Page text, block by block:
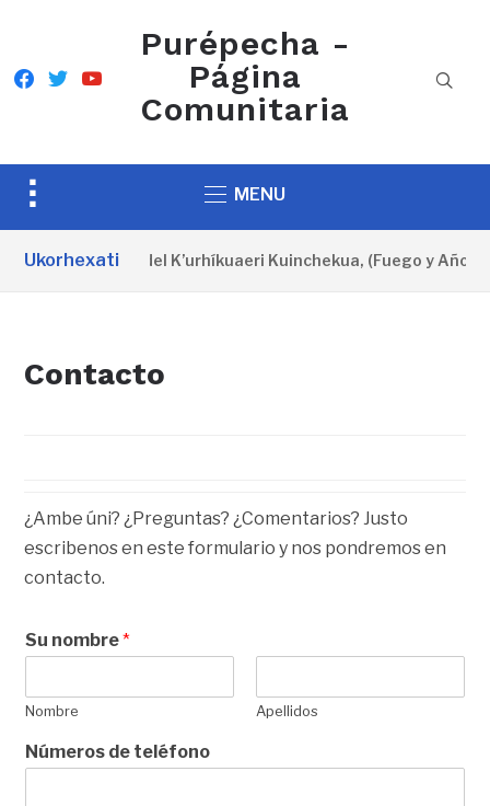
facebook
twitteryoutube
Purépecha -
Página
Comunitaria
Toggle
&
MENU
Ukorhexati
Cartel oficial del K’urhíkuaeri Kuinchekua, (Fuego y Año
Contacto
¿Ambe úni? ¿Preguntas? ¿Comentarios? Justo
escribenos en este formulario y nos pondremos en
contacto.
Su nombre*
Nombre Apellidos
Números de teléfono